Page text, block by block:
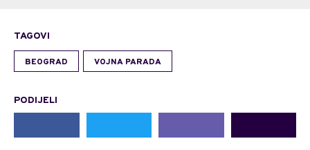
TAGOVI
BEOGRAD VOJNA PARADA
PODIJELI